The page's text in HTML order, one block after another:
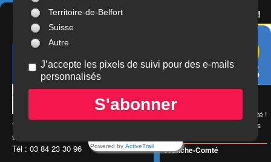
MAIRIE
7, rue de la Libération
90100
Tél : 03 84 23 30 96
LE PASS'COMTOIS !
😉 LA carte de réduction
accessible à tous et valable
1 an entier en Franche-Comté !
👍 + de 350 Partenaires dans
Franche-Comté
Territoire-de-Belfort
Suisse
Autre
J’accepte les pixels de suivi pour des e-mails
personnalisés
S'abonner
Powered by ActiveTrail